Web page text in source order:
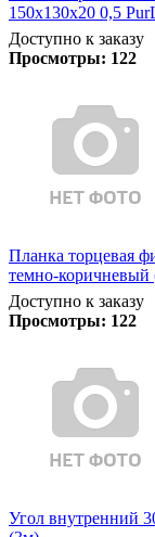
150х130х20 0,5
Доступно к заказу
Просмотры: 122
Планка торцевая
темно-коричневый
Доступно к заказу
Просмотры: 122
Угол внутренний